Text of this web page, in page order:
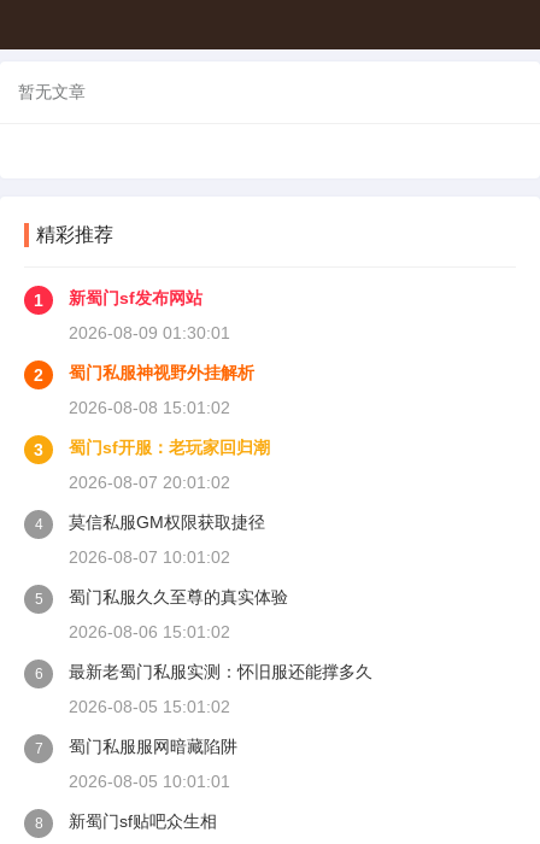
暂无文章
精彩推荐
1
新蜀门sf发布网站
2026-08-09 01:30:01
2
蜀门私服神视野外挂解析
2026-08-08 15:01:02
3
蜀门sf开服：老玩家回归潮
2026-08-07 20:01:02
4
莫信私服GM权限获取捷径
2026-08-07 10:01:02
5
蜀门私服久久至尊的真实体验
2026-08-06 15:01:02
6
最新老蜀门私服实测：怀旧服还能撑多久
2026-08-05 15:01:02
7
蜀门私服服网暗藏陷阱
2026-08-05 10:01:01
8
新蜀门sf贴吧众生相